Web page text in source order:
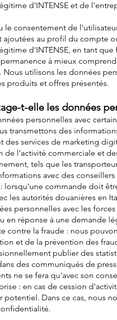
d'INTENSE et de
le consentement de
ajoutées au profil du compte
d'INTENSE, en tant
à mieux
utilisons les données
produits et offres présentés.
t-elle les données
personnelles avec
transmettons des
des services de marketing
de l'activité commerciale et
tels que les
avec des
lorsqu'une commande doit
les autorités douanières en
personnelles avec les
en réponse à une demande
contre la fraude : nous
et de la prévention des
publier des
des communiqués de
ne se fera qu'avec son
: en cas de cession
potentiel. Dans ce cas, nous